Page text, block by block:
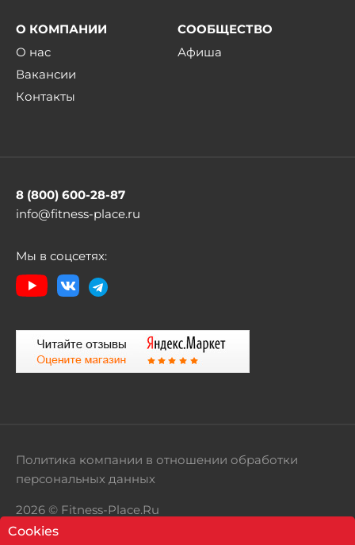
О КОМПАНИИ
О нас
Вакансии
Контакты
СООБЩЕСТВО
Афиша
8 (800) 600-28-87
info@fitness-place.ru
Мы в соцсетях:
2026 © Fitness-Place.Ru
Территория здорового образа жизни
Политика компании в отношении обработки
персональных данных
Cookies